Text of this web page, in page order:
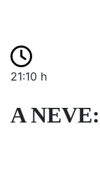
21:10 h
A